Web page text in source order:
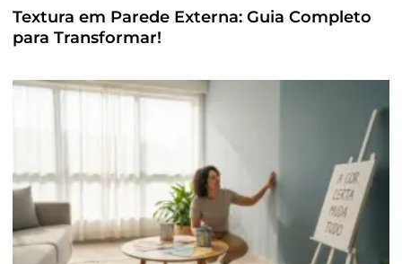
Textura em Parede Externa: Guia Completo
para Transformar!